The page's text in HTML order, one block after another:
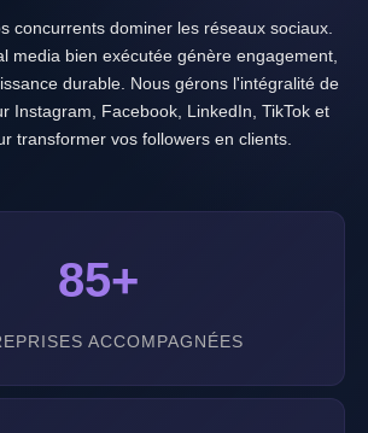
concurrents dominer les réseaux sociaux.
media bien exécutée génère engagement,
durable. Nous gérons l'intégralité de
Instagram, Facebook, LinkedIn, TikTok et
transformer vos followers en clients.
85+
ACCOMPAGNÉES